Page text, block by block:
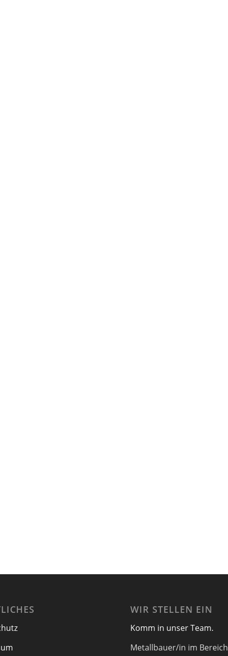
WIR STELLEN EIN
Komm in unser Team.
Metallbauer/in im Bereich